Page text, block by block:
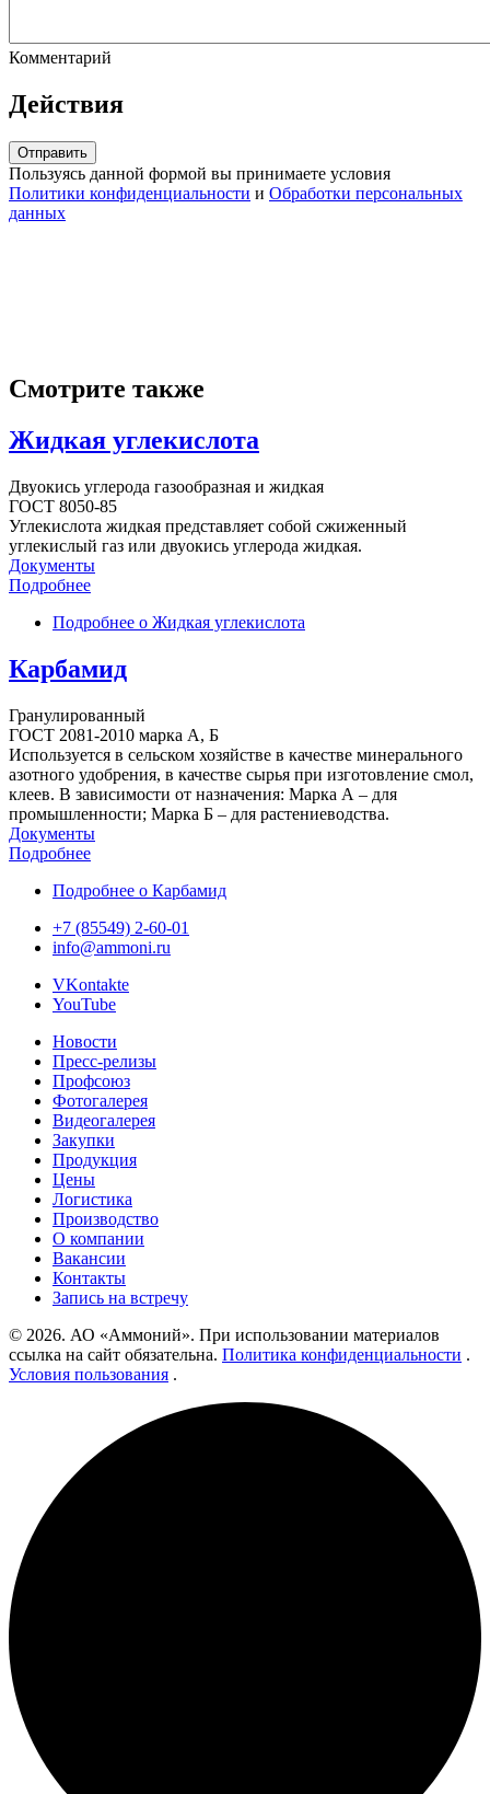
Комментарий
Действия
Отправить
Пользуясь данной формой вы принимаете условия
Политики конфиденциальности и Обработки персональных
данных
Смотрите также
Жидкая углекислота
Двуокись углерода газообразная и жидкая
ГОСТ 8050-85
Углекислота жидкая представляет собой сжиженный
углекислый газ или двуокись углерода жидкая.
Документы
Подробнее
Подробнее о Жидкая углекислота
Карбамид
Гранулированный
ГОСТ 2081-2010 марка А, Б
Используется в сельском хозяйстве в качестве минерального
азотного удобрения, в качестве сырья при изготовление смол,
клеев. В зависимости от назначения: Марка А – для
промышленности; Марка Б – для растениеводства.
Документы
Подробнее
Подробнее о Карбамид
+7 (85549) 2-60-01
info@ammoni.ru
VKontakte
YouTube
Новости
Пресс-релизы
Профсоюз
Фотогалерея
Видеогалерея
Закупки
Продукция
Цены
Логистика
Производство
О компании
Вакансии
Контакты
Запись на встречу
© 2026. АО «Аммоний». При использовании материалов
ссылка на сайт обязательна. Политика конфиденциальности .
Условия пользования .